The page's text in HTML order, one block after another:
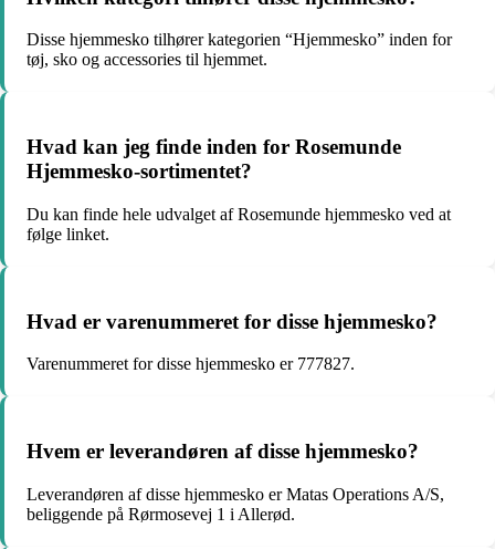
Disse hjemmesko tilhører kategorien “Hjemmesko” inden for
tøj, sko og accessories til hjemmet.
Hvad kan jeg finde inden for Rosemunde
Hjemmesko-sortimentet?
Du kan finde hele udvalget af Rosemunde hjemmesko ved at
følge linket.
Hvad er varenummeret for disse hjemmesko?
Varenummeret for disse hjemmesko er 777827.
Hvem er leverandøren af disse hjemmesko?
Leverandøren af disse hjemmesko er Matas Operations A/S,
beliggende på Rørmosevej 1 i Allerød.